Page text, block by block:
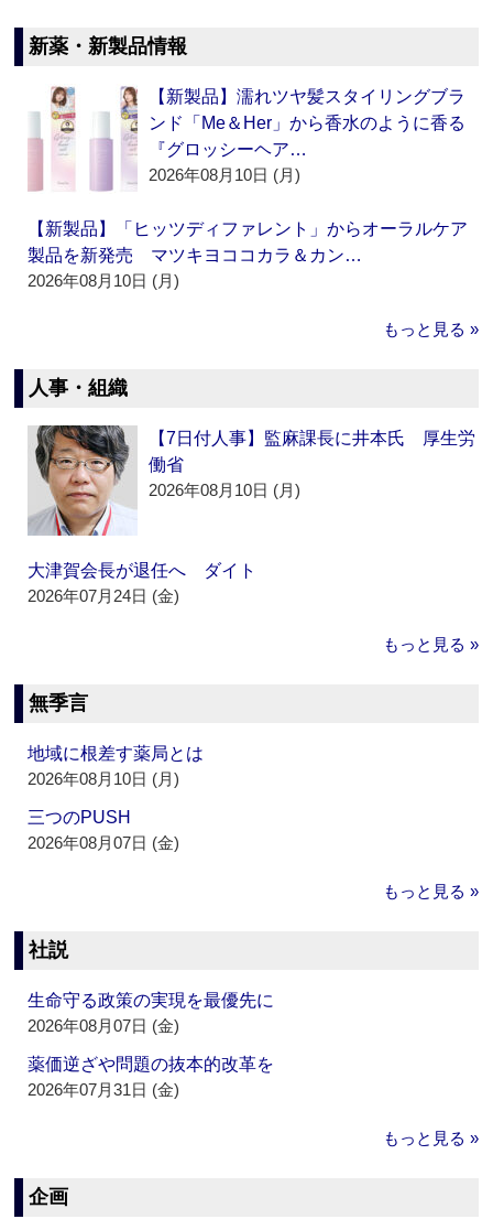
新薬・新製品情報
【新製品】濡れツヤ髪スタイリングブラ
ンド「Me＆Her」から香水のように香る
『グロッシーヘア…
2026年08月10日 (月)
【新製品】「ヒッツディファレント」からオーラルケア
製品を新発売 マツキヨココカラ＆カン…
2026年08月10日 (月)
もっと見る »
人事・組織
【7日付人事】監麻課長に井本氏 厚生労
働省
2026年08月10日 (月)
大津賀会長が退任へ ダイト
2026年07月24日 (金)
もっと見る »
無季言
地域に根差す薬局とは
2026年08月10日 (月)
三つのPUSH
2026年08月07日 (金)
もっと見る »
社説
生命守る政策の実現を最優先に
2026年08月07日 (金)
薬価逆ざや問題の抜本的改革を
2026年07月31日 (金)
もっと見る »
企画